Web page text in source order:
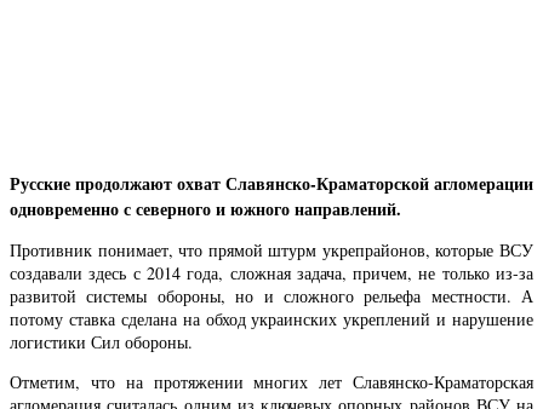
Русские продолжают охват Славянско-Краматорской агломерации
одновременно с северного и южного направлений.
Противник понимает, что прямой штурм укрепрайонов, которые ВСУ
создавали здесь с 2014 года, сложная задача, причем, не только из-за
развитой системы обороны, но и сложного рельефа местности. А
потому ставка сделана на обход украинских укреплений и нарушение
логистики Сил обороны.
Отметим, что на протяжении многих лет Славянско-Краматорская
агломерация считалась одним из ключевых опорных районов ВСУ на